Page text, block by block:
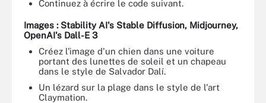
Continuez à écrire le code suivant.
Images : Stability AI's Stable Diffusion, Midjourney,
OpenAI's Dall-E 3
Créez l'image d'un chien dans une voiture
portant des lunettes de soleil et un chapeau
dans le style de Salvador Dalí.
Un lézard sur la plage dans le style de l'art
Claymation.